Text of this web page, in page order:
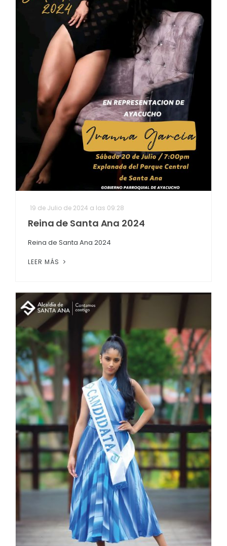
19 de Julio de 2024 a las 09:28
Reina de Santa Ana 2024
Reina de Santa Ana 2024
LEER MÁS